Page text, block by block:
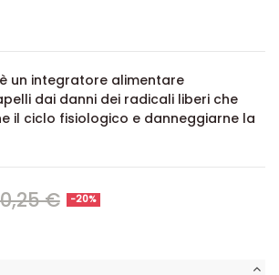
un integratore alimentare
dai danni dei radicali liberi che
il ciclo fisiologico e danneggiarne la
€ -20%